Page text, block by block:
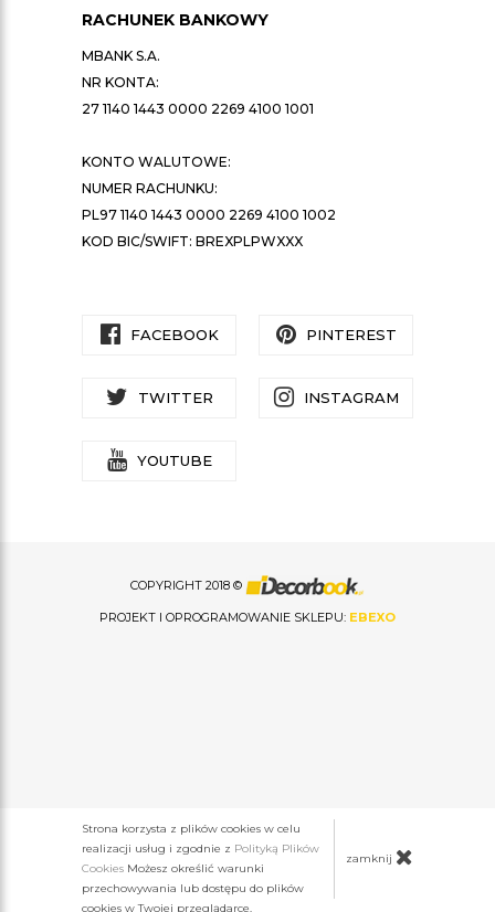
RACHUNEK BANKOWY
MBANK S.A.
NR KONTA:
27 1140 1443 0000 2269 4100 1001
KONTO WALUTOWE:
NUMER RACHUNKU:
PL97 1140 1443 0000 2269 4100 1002
KOD BIC/SWIFT: BREXPLPWXXX
FACEBOOK PINTEREST
TWITTER INSTAGRAM
YOUTUBE
COPYRIGHT 2018 ©
PROJEKT I OPROGRAMOWANIE SKLEPU: EBEXO
Strona korzysta z plików cookies w celu
realizacji usług i zgodnie z Polityką Plików
Cookies Możesz określić warunki
przechowywania lub dostępu do plików
cookies w Twojej przeglądarce.
zamknij